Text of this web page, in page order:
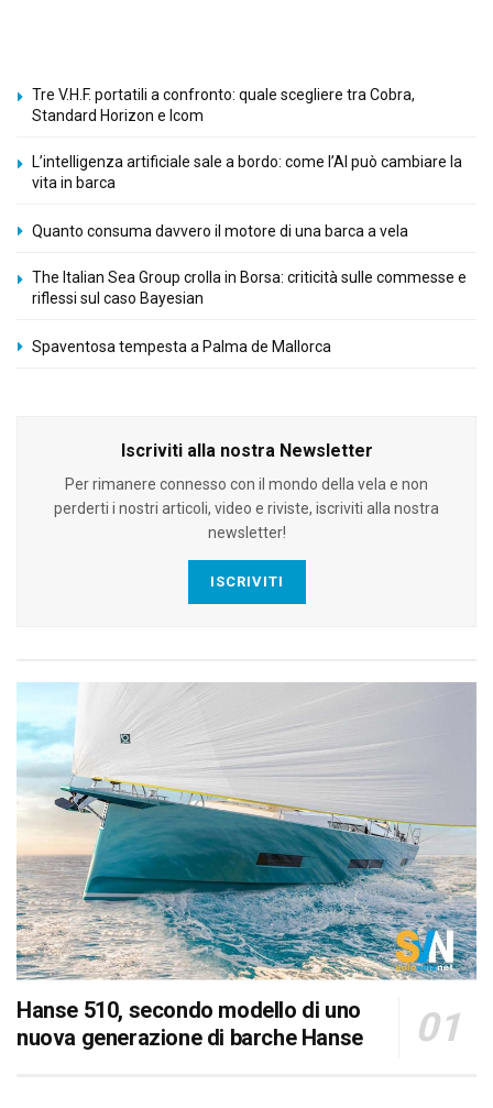
Tre V.H.F. portatili a confronto: quale scegliere tra Cobra,
Standard Horizon e Icom
L’intelligenza artificiale sale a bordo: come l’AI può cambiare la
vita in barca
Quanto consuma davvero il motore di una barca a vela
The Italian Sea Group crolla in Borsa: criticità sulle commesse e
riflessi sul caso Bayesian
Spaventosa tempesta a Palma de Mallorca
Iscriviti alla nostra Newsletter
Per rimanere connesso con il mondo della vela e non
perderti i nostri articoli, video e riviste, iscriviti alla nostra
newsletter!
ISCRIVITI
Hanse 510, secondo modello di uno
nuova generazione di barche Hanse